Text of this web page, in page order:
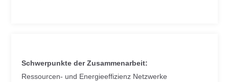
Schwerpunkte der Zusammenarbeit:
Ressourcen- und Energieeffizienz Netzwerke